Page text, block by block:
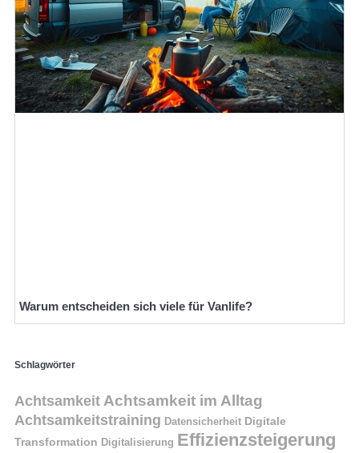
Warum entscheiden sich viele für Vanlife?
Schlagwörter
Achtsamkeit Achtsamkeit im Alltag
Achtsamkeitstraining Datensicherheit Digitale
Transformation Digitalisierung Effizienzsteigerung